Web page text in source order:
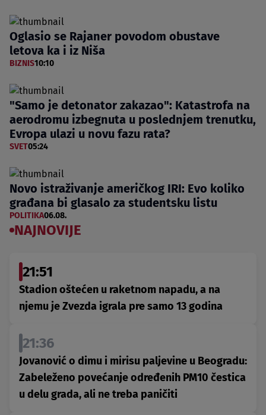
Oglasio se Rajaner povodom obustave
letova ka i iz Niša
BIZNIS10:10
"Samo je detonator zakazao": Katastrofa na
aerodromu izbegnuta u poslednjem trenutku,
Evropa ulazi u novu fazu rata?
SVET05:24
Novo istraživanje američkog IRI: Evo koliko
građana bi glasalo za studentsku listu
POLITIKA06.08.
NAJNOVIJE
21:51
Stadion oštećen u raketnom napadu, a na
njemu je Zvezda igrala pre samo 13 godina
21:36
Jovanović o dimu i mirisu paljevine u Beogradu:
Zabeleženo povećanje određenih PM10 čestica
u delu grada, ali ne treba paničiti